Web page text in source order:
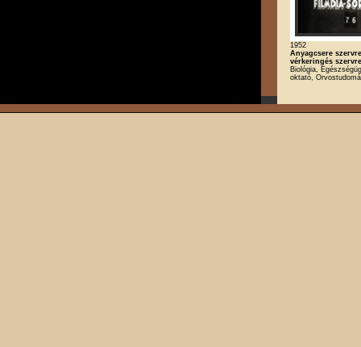
1952
Anyagcsere
vérkeringés
Biológia,
oktató,